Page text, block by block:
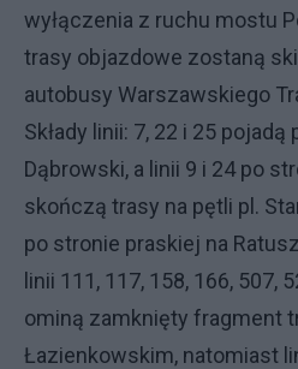
wyłączenia z ruchu mostu
trasy objazdowe zostaną
autobusy Warszawskiego
Składy linii: 7, 22 i 25
Dąbrowski, a linii 9 i 24 po
skończą trasy na pętli pl.
po stronie praskiej na
linii 111, 117, 158, 166, 507,
ominą zamknięty fragment
Łazienkowskim, natomiast